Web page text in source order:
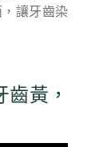
讓牙齒染
黃，